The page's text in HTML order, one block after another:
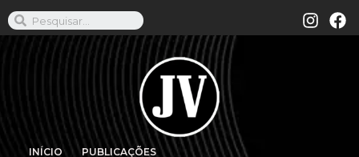
INÍCIO PUBLICAÇÕES